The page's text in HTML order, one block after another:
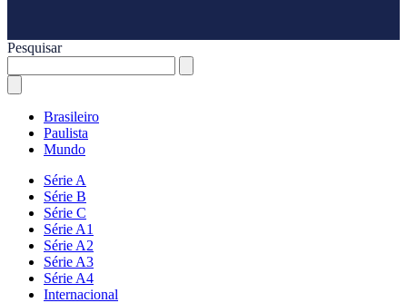
Pesquisar
Brasileiro
Paulista
Mundo
Série A
Série B
Série C
Série A1
Série A2
Série A3
Série A4
Internacional